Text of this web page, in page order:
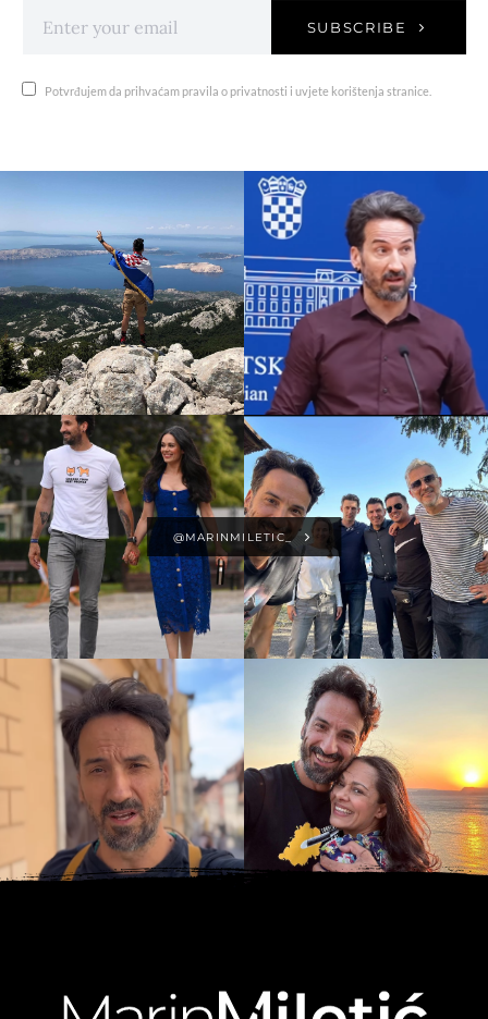
SUBSCRIBE
Potvrđujem da prihvaćam pravila o privatnosti i uvjete korištenja stranice.
@MARINMILETIC_